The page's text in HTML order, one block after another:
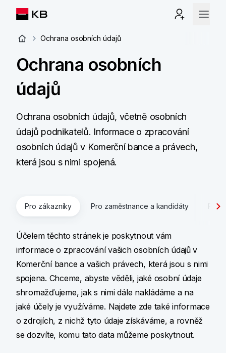
Ochrana osobních údajů
Ochrana osobních
údajů
Ochrana osobních údajů, včetně osobních
údajů podnikatelů. Informace o zpracování
osobních údajů v Komerční bance a právech,
která jsou s nimi spojená.
Pro zákazníky Pro zaměstnance a kandidáty Pro
Účelem těchto stránek je poskytnout vám
informace o zpracování vašich osobních údajů v
Komerční bance a vašich právech, která jsou s nimi
spojena. Chceme, abyste věděli, jaké osobní údaje
shromažďujeme, jak s nimi dále nakládáme a na
jaké účely je využíváme. Najdete zde také informace
o zdrojích, z nichž tyto údaje získáváme, a rovněž
se dozvíte, komu tato data můžeme poskytnout.